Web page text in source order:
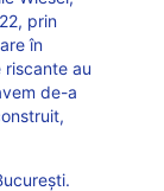
prin
în
riscante au
de-a